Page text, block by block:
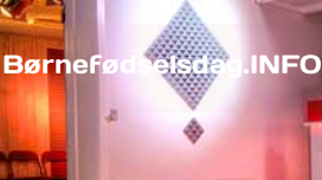
Børnefødselsdag.INFO